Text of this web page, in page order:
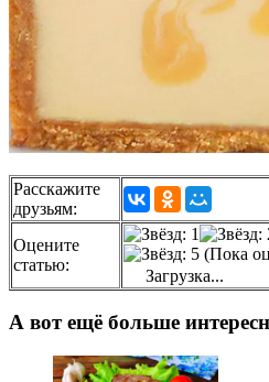
Расскажите
друзьям:
Оцените
статью:
(Пока
Загрузка...
А вот ещё больше